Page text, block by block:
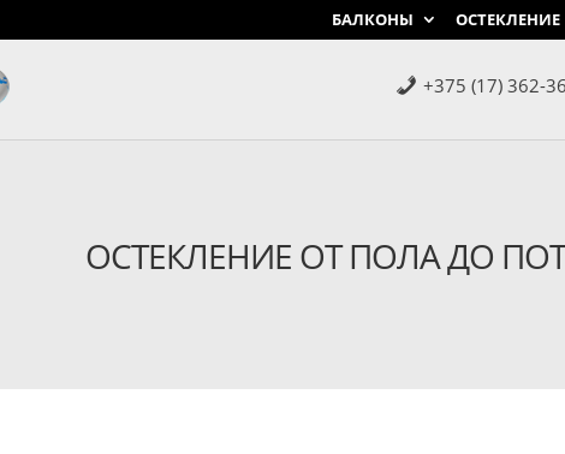
БАЛКОНЫ ОСТЕКЛЕНИЕ
+375 (17) 362-
ОСТЕКЛЕНИЕ ОТ ПОЛА ДО